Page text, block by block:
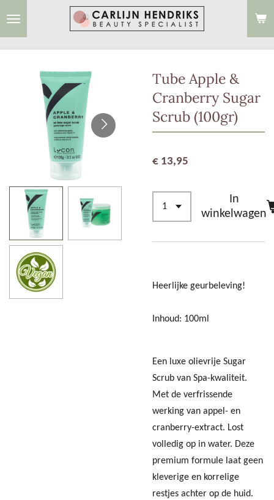
Ga
hoofdinhoud
Tube Apple &
Cranberry Sugar
Scrub (100gr)
€ 13,95
In
winkelwagen
Heerlijke geurbeleving!
Inhoud: 100ml
Een luxe olievrije Sugar
Scrub van Spa-kwaliteit.
Met de verfrissende
werking van appel- en
cranberry-extract. Lost
volledig op in water. Deze
premium formule laat geen
kleverige en korrelige
restjes achter op de huid.